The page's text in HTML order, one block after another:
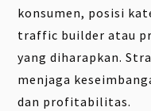
konsumen, posisi
traffic builder atau
yang diharapkan.
menjaga
dan profitabilitas.